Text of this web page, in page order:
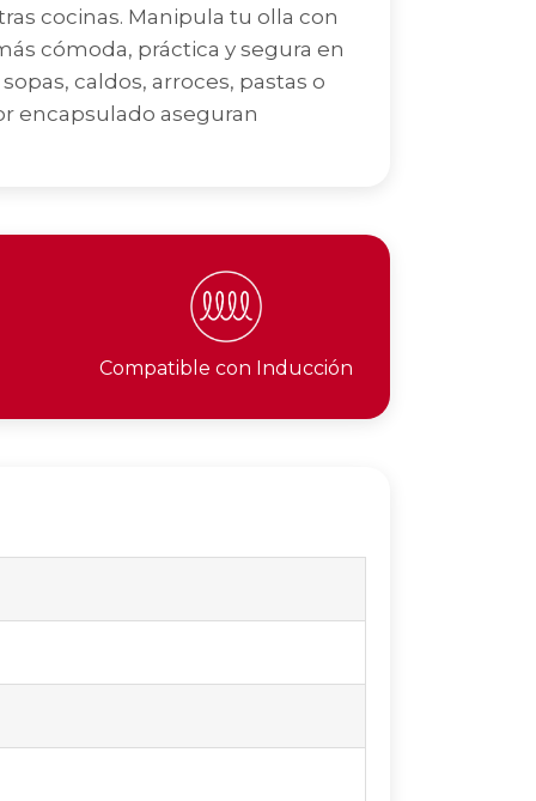
cocinas. Manipula tu olla con
cómoda, práctica y segura en
sopas, caldos, arroces, pastas o
encapsulado aseguran
Compatible con Inducción